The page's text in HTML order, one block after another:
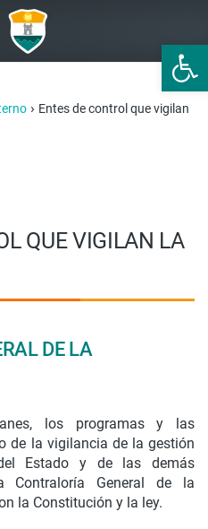
Abrir
› Entes de control que vigilan
QUE VIGILAN LA
DE LA
los programas y las
de la vigilancia de la gestión
Estado y de las demás
Contraloría General de la
la Constitución y la ley.